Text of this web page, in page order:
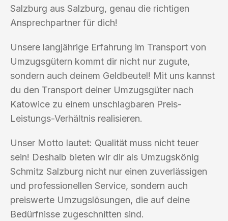
Salzburg aus Salzburg, genau die richtigen
Ansprechpartner für dich!
Unsere langjährige Erfahrung im Transport von
Umzugsgütern kommt dir nicht nur zugute,
sondern auch deinem Geldbeutel! Mit uns kannst
du den Transport deiner Umzugsgüter nach
Katowice zu einem unschlagbaren Preis-
Leistungs-Verhältnis realisieren.
Unser Motto lautet: Qualität muss nicht teuer
sein! Deshalb bieten wir dir als Umzugskönig
Schmitz Salzburg nicht nur einen zuverlässigen
und professionellen Service, sondern auch
preiswerte Umzugslösungen, die auf deine
Bedürfnisse zugeschnitten sind.